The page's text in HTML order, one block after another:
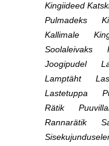
Kingiideed
Pulmadeks
Kallimale
Soolaleivaks
Joogipudel
Lamptäht
Lastetuppa
Rätik
Rannarätik